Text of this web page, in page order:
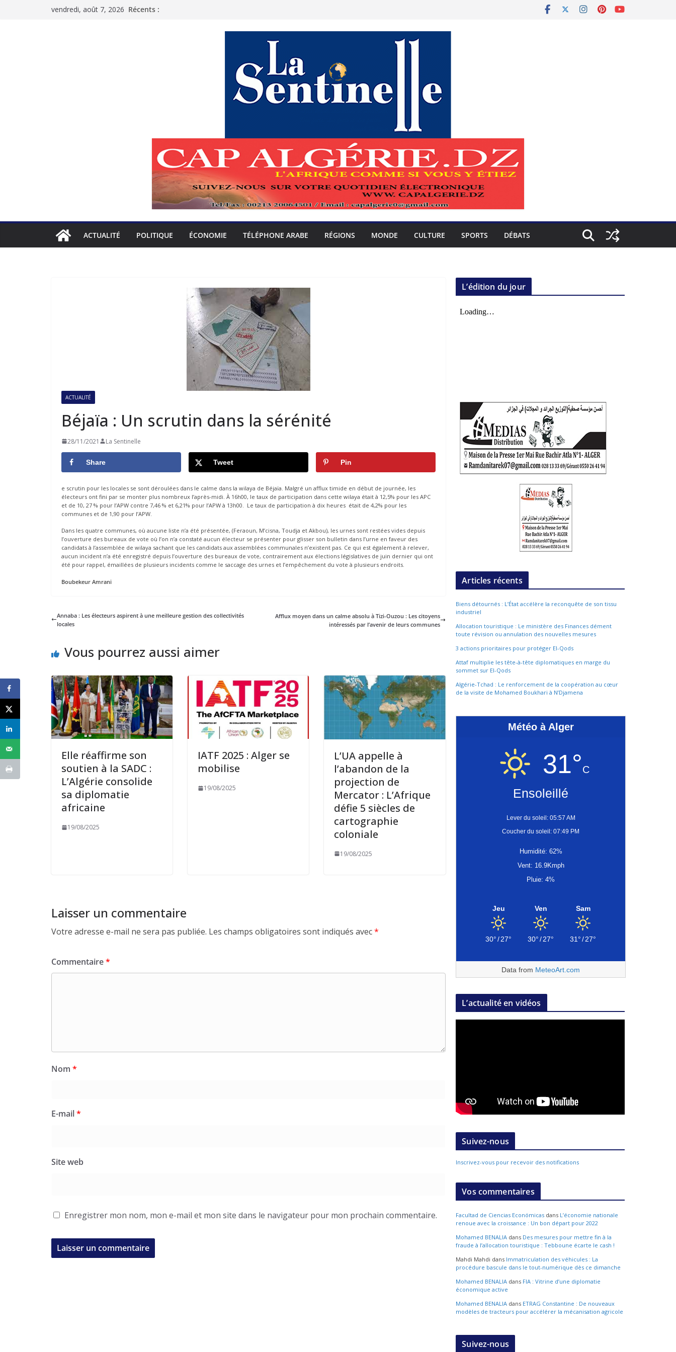
vendredi, août 7, 2026 Récents :
ACTUALITÉ POLITIQUE ÉCONOMIE TÉLÉPHONE ARABE RÉGIONS MONDE CULTURE SPORTS DÉBATS
ACTUALITÉ
Béjaïa : Un scrutin dans la sérénité
28/11/2021 La Sentinelle
Share Tweet Pin
e scrutin pour les locales se sont déroulées dans le calme dans la wilaya de Béjaïa. Malgré un afflux timide en début de journée, les
électeurs ont fini par se monter plus nombreux l’après-midi. À 16h00, le taux de participation dans cette wilaya était à 12,5% pour les APC
et de 10, 27 % pour l’APW contre 7,46 % et 6,21% pour l’APW à 13h00. Le taux de participation à dix heures était de 4,2% pour les
communes et de 1,90 pour l’APW.
Dans les quatre communes, où aucune liste n’a été présentée, (Feraoun, M’cisna, Toudja et Akbou), les urnes sont restées vides depuis
l’ouverture des bureaux de vote où l’on n’a constaté aucun électeur se présenter pour glisser son bulletin dans l’urne en faveur des
candidats à l’assemblée de wilaya sachant que les candidats aux assemblées communales n’existent pas. Ce qui est également à relever,
aucun incident n’a été enregistré depuis l’ouverture des bureaux de vote, contrairement aux élections législatives de juin dernier qui ont
été pour rappel, émaillées de plusieurs incidents comme le saccage des urnes et l’empêchement du vote à plusieurs endroits.
Boubekeur Amrani
Annaba : Les électeurs aspirent à une meilleure gestion des collectivités
locales
Afflux moyen dans un calme absolu à Tizi-Ouzou : Les citoyens
intéressés par l’avenir de leurs communes
Vous pourrez aussi aimer
Elle réaffirme son
soutien à la SADC :
L’Algérie consolide
sa diplomatie
africaine
19/08/2025
IATF 2025 : Alger se
mobilise
19/08/2025
L’UA appelle à
l’abandon de la
projection de
Mercator : L’Afrique
défie 5 siècles de
cartographie
coloniale
19/08/2025
Laisser un commentaire
Votre adresse e-mail ne sera pas publiée. Les champs obligatoires sont indiqués avec*
Commentaire*
Nom *
E-mail*
Site web
Enregistrer mon nom, mon e-mail et mon site dans le navigateur pour mon prochain commentaire.
L’édition du jour
Articles récents
Biens détournés : L’État accélère la reconquête de son tissu
industriel
Allocation touristique : Le ministère des Finances dément
toute révision ou annulation des nouvelles mesures
3 actions prioritaires pour protéger El-Qods
Attaf multiplie les tête-à-tête diplomatiques en marge du
sommet sur El-Qods
Algérie-Tchad : Le renforcement de la coopération au cœur
de la visite de Mohamed Boukhari à N’Djamena
Météo à Alger
31°C
Ensoleillé
Lever du soleil: 05:57 AM
Coucher du soleil: 07:49 PM
Humidité: 62%
Vent: 16.9Kmph
Pluie: 4%
Jeu
30°/27°
Ven
30°/27°
Sam
31°/27°
Data from MeteoArt.com
L’actualité en vidéos
Suivez-nous
Inscrivez-vous pour recevoir des notifications
Vos commentaires
Facultad de Ciencias Económicas dans L’économie nationale
renoue avec la croissance : Un bon départ pour 2022
Mohamed BENALIA dans Des mesures pour mettre fin à la
fraude à l’allocation touristique : Tebboune écarte le cash !
Mahdi Mahdi dans Immatriculation des véhicules : La
procédure bascule dans le tout-numérique dès ce dimanche
Mohamed BENALIA dans FIA : Vitrine d’une diplomatie
économique active
Mohamed BENALIA dans ETRAG Constantine : De nouveaux
modèles de tracteurs pour accélérer la mécanisation agricole
Suivez-nous